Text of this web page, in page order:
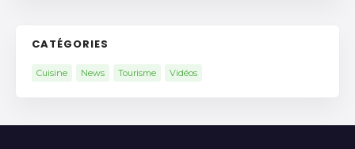
CATÉGORIES
Cuisine News Tourisme Vidéos